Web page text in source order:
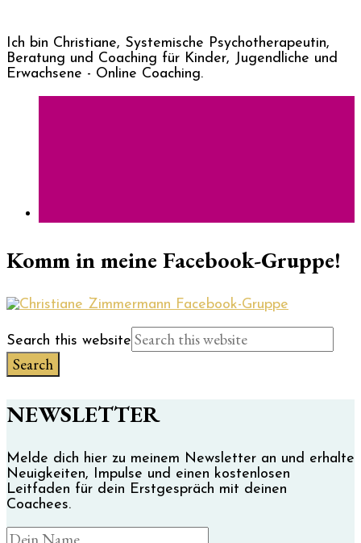
Ich bin Christiane, Systemische Psychotherapeutin,
Beratung und Coaching für Kinder, Jugendliche und
Erwachsene - Online Coaching.
Komm in meine Facebook-Gruppe!
Search this website
NEWSLETTER
Melde dich hier zu meinem Newsletter an und erhalte
Neuigkeiten, Impulse und einen kostenlosen
Leitfaden für dein Erstgespräch mit deinen
Coachees.